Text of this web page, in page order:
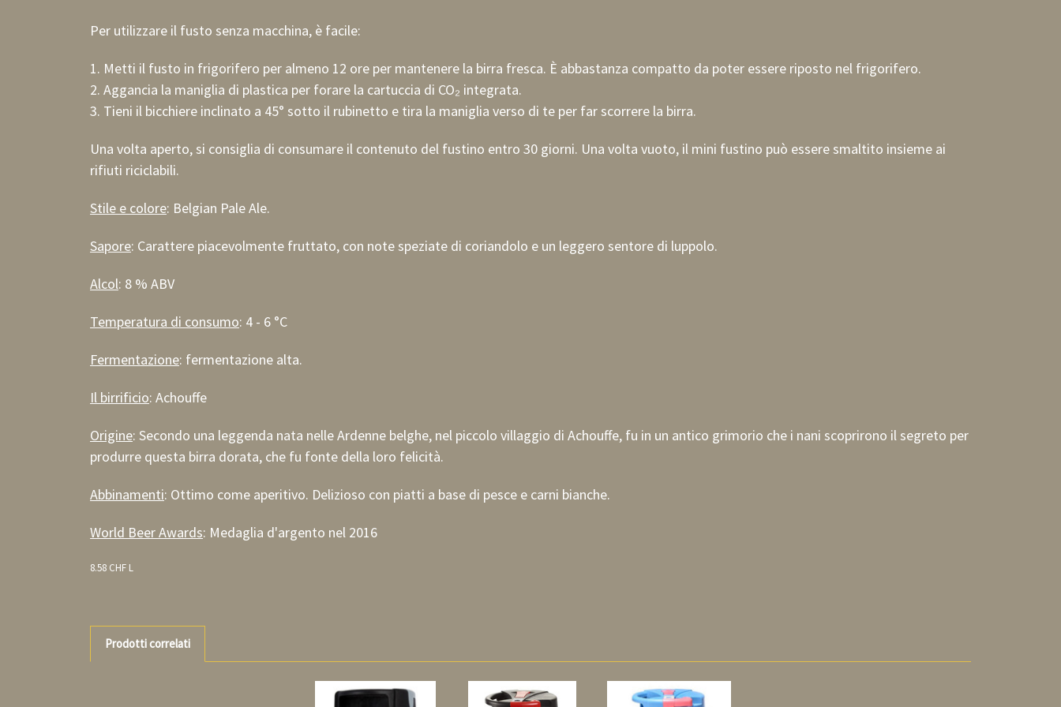
Per utilizzare il fusto senza macchina, è facile:
1. Metti il fusto in frigorifero per almeno 12 ore per mantenere la birra fresca. È abbastanza compatto da poter essere riposto nel frigorifero.
2. Aggancia la maniglia di plastica per forare la cartuccia di CO₂ integrata.
3. Tieni il bicchiere inclinato a 45° sotto il rubinetto e tira la maniglia verso di te per far scorrere la birra.
Una volta aperto, si consiglia di consumare il contenuto del fustino entro 30 giorni. Una volta vuoto, il mini fustino può essere smaltito insieme ai
rifiuti riciclabili.
Stile e colore: Belgian Pale Ale.
Sapore: Carattere piacevolmente fruttato, con note speziate di coriandolo e un leggero sentore di luppolo.
Alcol: 8 % ABV
Temperatura di consumo: 4 - 6 °C
Fermentazione: fermentazione alta.
Il birrificio: Achouffe
Origine: Secondo una leggenda nata nelle Ardenne belghe, nel piccolo villaggio di Achouffe, fu in un antico grimorio che i nani scoprirono il segreto per
produrre questa birra dorata, che fu fonte della loro felicità.
Abbinamenti: Ottimo come aperitivo. Delizioso con piatti a base di pesce e carni bianche.
World Beer Awards: Medaglia d'argento nel 2016
8.58 CHF L
Prodotti correlati